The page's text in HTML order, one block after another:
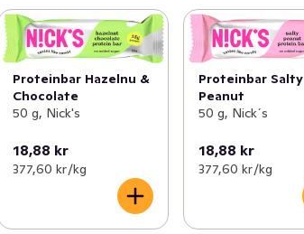
Proteinbar Hazelnu &
Chocolate
50 g, Nick's
18,88 kr
377,60 kr /kg
Proteinbar Salty
Peanut
50 g, Nick´s
18,88 kr
377,60 kr /kg